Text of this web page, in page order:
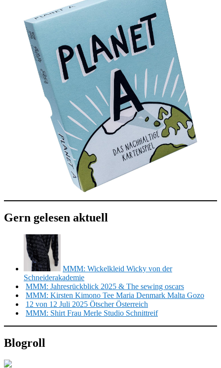
Gern gelesen aktuell
MMM: Wickelkleid Wicky von der
Schneiderakademie
MMM: Jahresrückblick 2025 & The sewing oscars
MMM: Kirsten Kimono Tee Maria Denmark Malta Gozo
12 von 12 Juli 2025 Ötscher Österreich
MMM: Shirt Frau Merle Studio Schnittreif
Blogroll